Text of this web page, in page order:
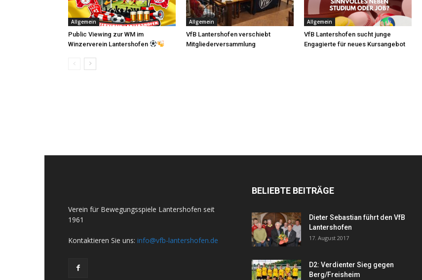
Allgemein
Public Viewing zur WM im
Winzerverein Lantershofen
Allgemein
VfB Lantershofen verschiebt
Mitgliederversammlung
Allgemein
VfB Lantershofen sucht junge
Engagierte für neues Kursangebot
Verein für Bewegungsspiele Lantershofen seit
1961
Kontaktieren Sie uns: info@vfb-lantershofen.de
BELIEBTE BEITRÄGE
Dieter Sebastian führt den VfB
Lantershofen
17. August 2017
D2: Verdienter Sieg gegen
Berg/Freisheim